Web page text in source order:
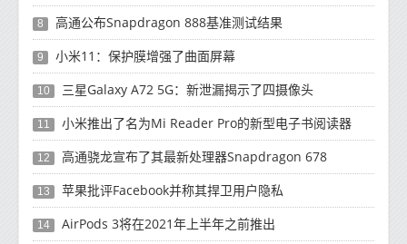
8 高通公布Snapdragon 888基准测试结果
9 小米11：保护膜增强了曲面屏幕
10 三星Galaxy A72 5G：新泄漏揭示了四摄像头
11 小米推出了名为Mi Reader Pro的新型电子书阅读器
12 高通骁龙宣布了其最新处理器Snapdragon 678
13 苹果批评Facebook并称其捍卫用户隐私
14 AirPods 3将在2021年上半年之前推出